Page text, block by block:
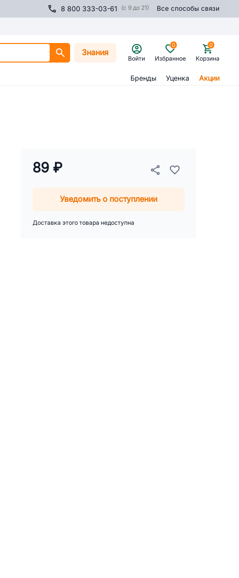
8 800 333-03-61 (с 9 до 21) Все способы связи
Знания
Войти Избранное
0
Корзина
0
Бренды Уценка Акции
89 ₽
Уведомить о поступлении
Доставка этого товара недоступна